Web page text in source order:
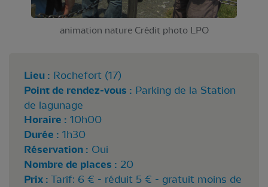
animation nature Crédit photo LPO
Lieu : Rochefort (17)
Point de rendez-vous : Parking de la Station
de lagunage
Horaire : 10h00
Durée : 1h30
Réservation : Oui
Nombre de places : 20
Prix : Tarif: 6 € - réduit 5 € - gratuit moins de